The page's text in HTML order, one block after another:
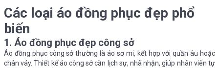
Các loại áo đồng phục đẹp phổ
biến
1. Áo đồng phục đẹp công sở
Áo đồng phục công sở thường là áo sơ mi, kết hợp với quần âu hoặc
chân váy. Thiết kế áo công sở cần lịch sự, nhã nhặn, giúp nhân viên tự